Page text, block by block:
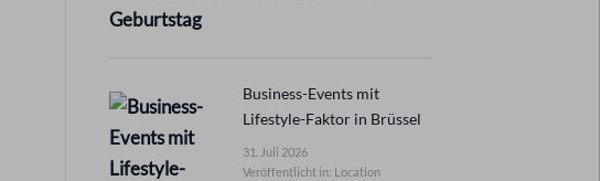
Business-Events mit
Lifestyle-Faktor in Brüssel
31. Juli 2026
Veröffentlicht in: Location